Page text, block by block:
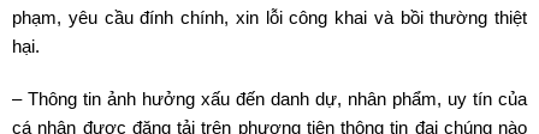
phạm, yêu cầu đính chính, xin lỗi công khai và bồi thường thiệt
hại.
– Thông tin ảnh hưởng xấu đến danh dự, nhân phẩm, uy tín của
cá nhân được đăng tải trên phương tiện thông tin đại chúng nào